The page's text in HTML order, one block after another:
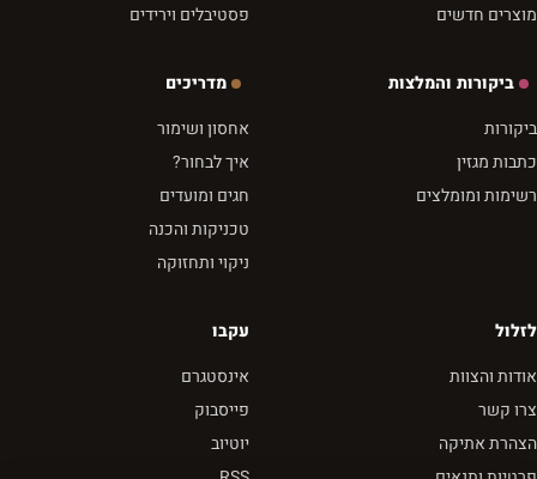
מוצרים חדשים
פסטיבלים וירידים
ביקורות והמלצות
ביקורות
כתבות מגזין
רשימות ומומלצים
מדריכים
אחסון ושימור
איך לבחור?
חגים ומועדים
טכניקות והכנה
ניקוי ותחזוקה
לזלול
אודות והצוות
צרו קשר
הצהרת אתיקה
עקבו
אינסטגרם
פייסבוק
יוטיוב